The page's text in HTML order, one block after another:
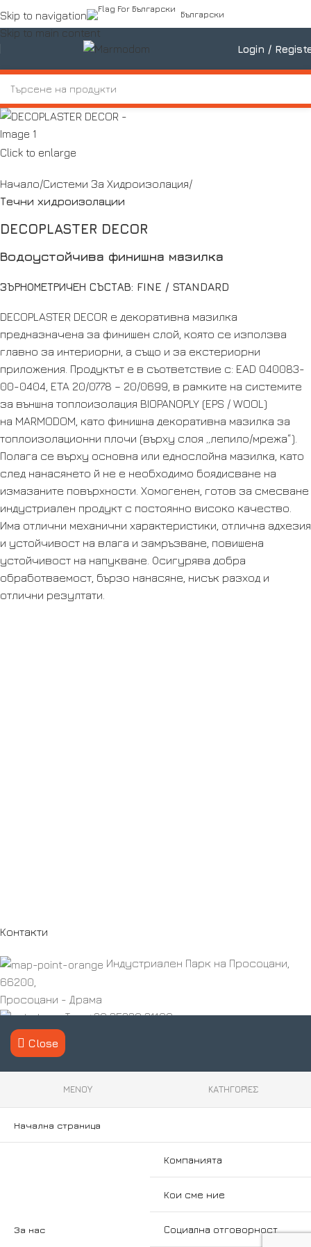
Skip to navigation
Skip to main content
Български
Login /
Click to enlarge
Начало Системи За Хидроизолация
Течни хидроизолации
DECOPLASTER DECOR
Водоустойчива финишна мазилка
ЗЪРНОМЕТРИЧЕН СЪСТАВ: FINE / STANDARD
DECOPLASTER DECOR е декоративна мазилка
предназначена за финишен слой, която се използва
главно за интериорни, а също и за екстериорни
приложения. Продуктът е в съответствие с: EAD 040083-
00-0404, ETA 20/0778 – 20/0699, в рамките на системите
за външна топлоизолация BIOPANOPLY (EPS / WOOL)
на MARMODOM, като финишна декоративна мазилка за
топлоизолационни плочи (върху слоя „лепило/мрежа“).
Полага се върху основна или еднослойна мазилка, като
след нанасянето й не е необходимо боядисване на
измазаните повърхности. Хомогенен, готов за смесване
индустриален продукт с постоянно високо качество.
Има отлични механични характеристики, отлична адхезия
и устойчивост на влага и замръзване, повишена
устойчивост на напукване. Осигурява добра
обработваемост, бързо нанасяне, нисък разход и
отлични резултати.
Контакти
Индустриален Парк на Просоцани,
66200,
Просоцани - Драма
Тел.:+30 25220 21100
Факс: +30 25220 21110
Работно време: пон. - пет. 08:00 - 17:00
Компанията
Кои сме ние
Close
ΚΑΤΗΓΟΡΊΕΣ
ΜΕΝΟΥ
Начална страница
За нас
Компанията
Кои сме ние
Социална отговорност